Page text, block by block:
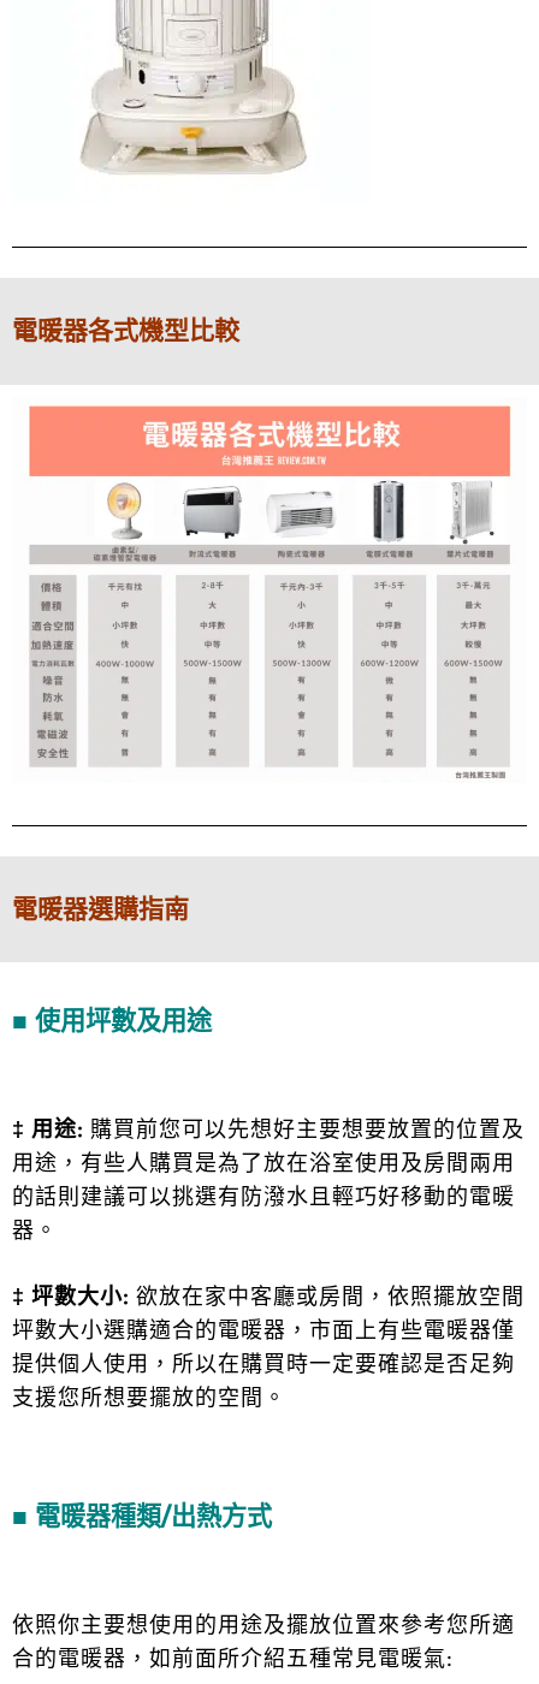
電暖器各式機型比較
電暖器選購指南
■ 使用坪數及用途
‡ 用途: 購買前您可以先想好主要想要放置的位置及
用途，有些人購買是為了放在浴室使用及房間兩用
的話則建議可以挑選有防潑水且輕巧好移動的電暖
器。
‡ 坪數大小: 欲放在家中客廳或房間，依照擺放空間
坪數大小選購適合的電暖器，市面上有些電暖器僅
提供個人使用，所以在購買時一定要確認是否足夠
支援您所想要擺放的空間。
■ 電暖器種類/出熱方式
依照你主要想使用的用途及擺放位置來參考您所適
合的電暖器，如前面所介紹五種常見電暖氣: